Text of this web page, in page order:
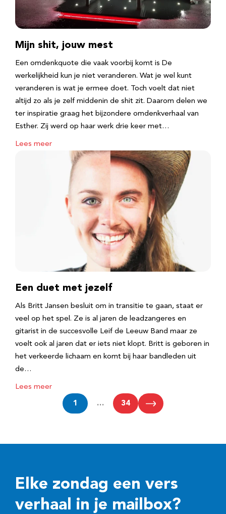
Mijn shit, jouw mest
Een omdenkquote die vaak voorbij komt is De
werkelijkheid kun je niet veranderen. Wat je wel kunt
veranderen is wat je ermee doet. Toch voelt dat niet
altijd zo als je zelf middenin de shit zit. Daarom delen we
ter inspiratie graag het bijzondere omdenkverhaal van
Esther. Zij werd op haar werk drie keer met…
Lees meer
Een duet met jezelf
Als Britt Jansen besluit om in transitie te gaan, staat er
veel op het spel. Ze is al jaren de leadzangeres en
gitarist in de succesvolle Leif de Leeuw Band maar ze
voelt ook al jaren dat er iets niet klopt. Britt is geboren in
het verkeerde lichaam en komt bij haar bandleden uit
de…
Lees meer
1 … 34
Elke zondag een vers
verhaal in je mailbox?